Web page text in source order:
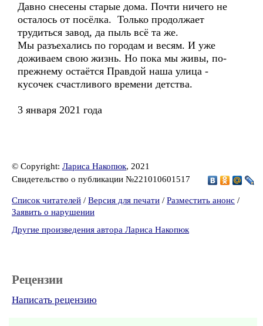
Давно снесены старые дома. Почти ничего не
осталось от посёлка. Только продолжает
трудиться завод, да пыль всё та же.
Мы разъехались по городам и весям. И уже
доживаем свою жизнь. Но пока мы живы, по-
прежнему остаётся Правдой наша улица -
кусочек счастливого времени детства.
3 января 2021 года
© Copyright: Лариса Накопюк, 2021
Свидетельство о публикации №221010601517
Список читателей / Версия для печати / Разместить анонс /
Заявить о нарушении
Другие произведения автора Лариса Накопюк
Рецензии
Написать рецензию